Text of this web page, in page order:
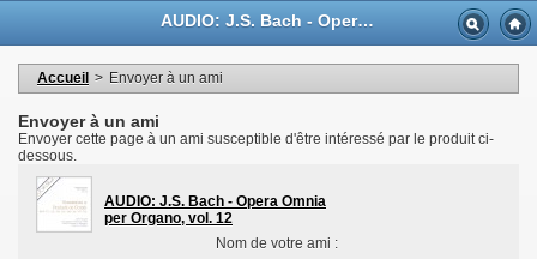
AUDIO: J.S. Bach - Opera Omnia per Organo, vol. 12 - Casa Musicale Eco
Accueil > Envoyer à un ami
Envoyer à un ami
Envoyer cette page à un ami susceptible d'être intéressé par le produit ci-
dessous.
AUDIO: J.S. Bach - Opera Omnia
per Organo, vol. 12
Nom de votre ami :
Mes informations personnelles
Mes commandes
Mes bons de réductions
Déconnexion